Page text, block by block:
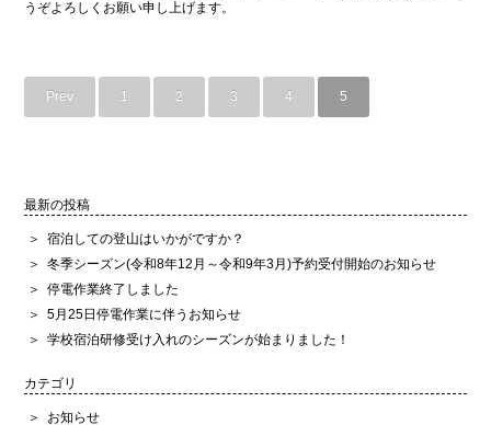
うぞよろしくお願い申し上げます。
Prev 1 2 3 4 5
最新の投稿
宿泊しての登山はいかがですか？
冬季シーズン(令和8年12月～令和9年3月)予約受付開始のお知らせ
停電作業終了しました
5月25日停電作業に伴うお知らせ
学校宿泊研修受け入れのシーズンが始まりました！
カテゴリ
お知らせ